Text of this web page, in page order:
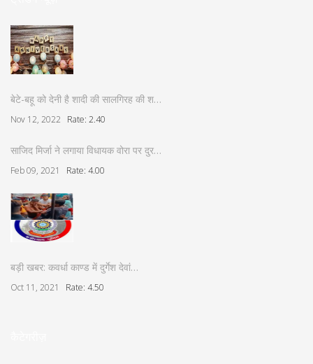
बेटे-बहू को देनी है शादी की सालगिरह की श…
Nov 12, 2022 Rate: 2.40
साजिद मिर्जा ने लगाया विधायक वोरा पर दुर…
Feb 09, 2021 Rate: 4.00
बड़ी खबर: कवर्धा काण्ड में दुर्गेश देवां…
Oct 11, 2021 Rate: 4.50